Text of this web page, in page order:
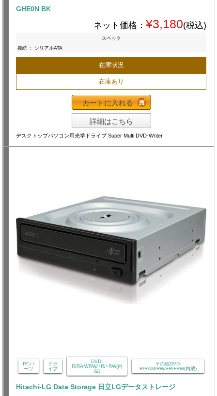
GHE0N BK
ネット価格： ¥3,180(税込)
スペック
接続 : シリアルATA
在庫状況
在庫あり
カートに入れる
詳細はこちら
デスクトップパソコン用光学ドライブ Super Multi DVD-Writer
PCパ
ーツ
ドラ
イブ
DVD-
R/RAM/RW/+R/+RW(内
蔵)
その他DVD-
R/RAM/RW/+R/+RW(内蔵)
Hitachi-LG Data Storage 日立LGデータストレージ